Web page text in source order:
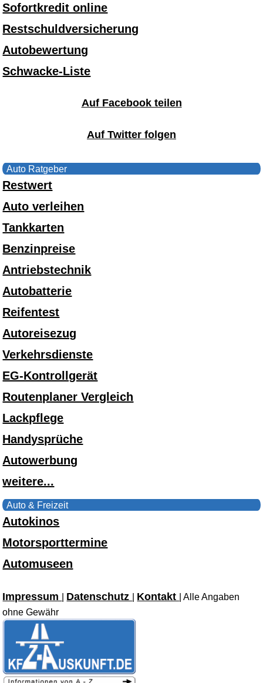
Sofortkredit online
Restschuldversicherung
Autobewertung
Schwacke-Liste
Auf Facebook teilen
Auf Twitter folgen
Auto Ratgeber
Restwert
Auto verleihen
Tankkarten
Benzinpreise
Antriebstechnik
Autobatterie
Reifentest
Autoreisezug
Verkehrsdienste
EG-Kontrollgerät
Routenplaner Vergleich
Lackpflege
Handysprüche
Autowerbung
weitere...
Auto & Freizeit
Autokinos
Motorsporttermine
Automuseen
Impressum Datenschutz Kontakt
| Alle Angaben
ohne Gewähr